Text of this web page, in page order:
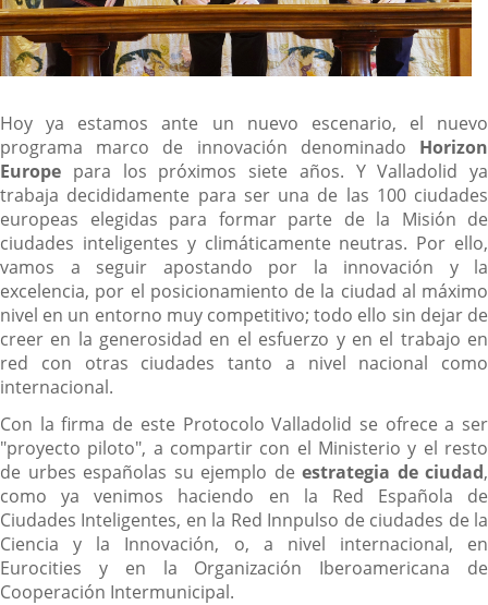
Hoy ya estamos ante un nuevo escenario, el nuevo
programa marco de innovación denominado Horizon
Europe para los próximos siete años. Y Valladolid ya
trabaja decididamente para ser una de las 100 ciudades
europeas elegidas para formar parte de la Misión de
ciudades inteligentes y climáticamente neutras. Por ello,
vamos a seguir apostando por la innovación y la
excelencia, por el posicionamiento de la ciudad al máximo
nivel en un entorno muy competitivo; todo ello sin dejar de
creer en la generosidad en el esfuerzo y en el trabajo en
red con otras ciudades tanto a nivel nacional como
internacional.
Con la firma de este Protocolo Valladolid se ofrece a ser
"proyecto piloto", a compartir con el Ministerio y el resto
de urbes españolas su ejemplo de estrategia de ciudad,
como ya venimos haciendo en la Red Española de
Ciudades Inteligentes, en la Red Innpulso de ciudades de la
Ciencia y la Innovación, o, a nivel internacional, en
Eurocities y en la Organización Iberoamericana de
Cooperación Intermunicipal.